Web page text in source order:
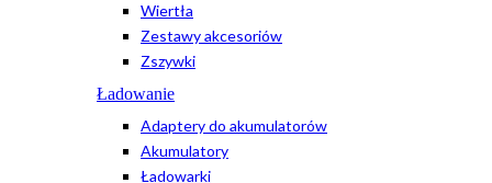
Wiertła
Zestawy akcesoriów
Zszywki
Ładowanie
Adaptery do akumulatorów
Akumulatory
Ładowarki